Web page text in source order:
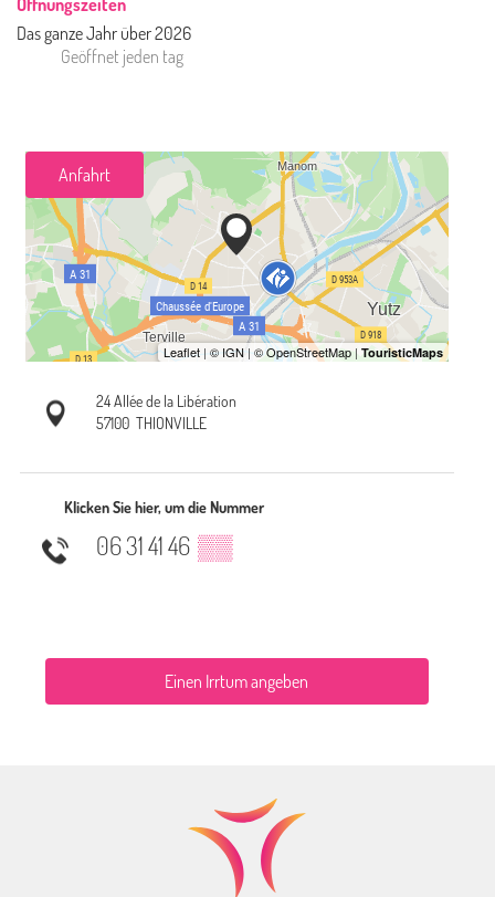
Das ganze Jahr über 2026
Geöffnet jeden tag
Anfahrt
24 Allée de la Libération
57100 THIONVILLE
Klicken Sie hier, um die Nummer
06 31 41 46 ▒▒
Einen Irrtum angeben